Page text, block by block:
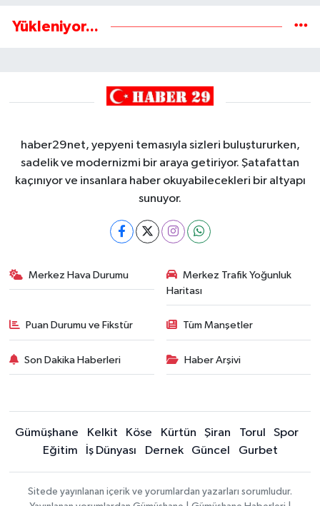
Yükleniyor...
haber29net, yepyeni temasıyla sizleri buluştururken,
sadelik ve modernizmi bir araya getiriyor. Şatafattan
kaçınıyor ve insanlara haber okuyabilecekleri bir altyapı
sunuyor.
Merkez Hava Durumu
Merkez Trafik Yoğunluk
Haritası
Puan Durumu ve Fikstür Tüm Manşetler
Son Dakika Haberleri Haber Arşivi
Gümüşhane Kelkit Köse Kürtün Şiran Torul
Spor
Eğitim
İş Dünyası Dernek Güncel Gurbet
Sitede yayınlanan içerik ve yorumlardan yazarları sorumludur.